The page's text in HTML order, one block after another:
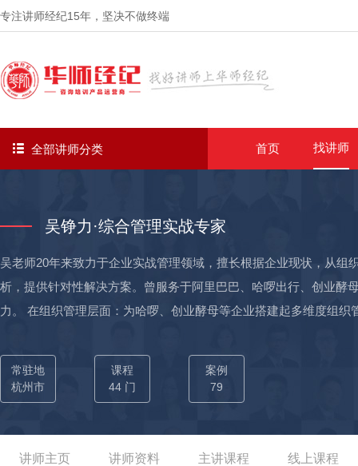
专注讲师经纪15年 ，坚决不做终端
全部讲师分类 首页 找讲师
吴铮力·综合管理实战专家
吴老师20年来致力于企业实战管理领域，擅长根据企业现状，从
析，提供针对性解决方案。曾服务于阿里巴巴、哈啰出行、创业酵
力。 在组织管理层面：为哈啰、创业酵母等企业搭建起多维度组
成。 02-老师曾成功帮助创业酵母期与杭州地区10多家公司建立商
训和业务管理、制度体系搭建项目的交付，项目交付满意度高达
规模成长的关键决策。成功搭建起了绩效管理、人才培养、HRBP
站、菜鸟等企业开展《DISC领导力》等领导力系列课程，累计授
常驻地
杭州市
课程
44 门
案例
79
讲师主页 讲师资料 主讲课程 线上课程